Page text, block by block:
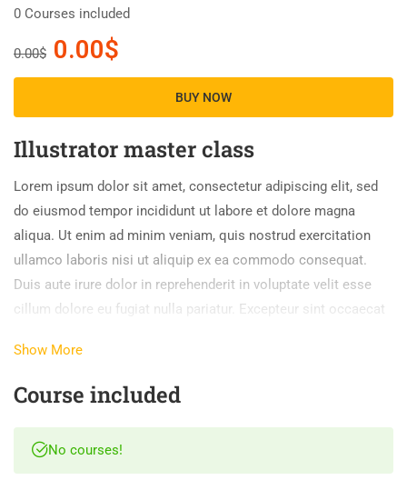
0 Courses included
0.00$ 0.00$
BUY NOW
Illustrator master class
Lorem ipsum dolor sit amet, consectetur adipiscing elit, sed
do eiusmod tempor incididunt ut labore et dolore magna
aliqua. Ut enim ad minim veniam, quis nostrud exercitation
ullamco laboris nisi ut aliquip ex ea commodo consequat.
Duis aute irure dolor in reprehenderit in voluptate velit esse
cillum dolore eu fugiat nulla pariatur. Excepteur sint occaecat
anim id est laborum.
Lorem ipsum dolor sit amet, consectetur adipiscing elit, sed
aliqua. Ut enim ad minim veniam, quis nostrud exercitation
ullamco laboris nisi ut aliquip ex ea commodo consequat.
Show More
Course included
No courses!